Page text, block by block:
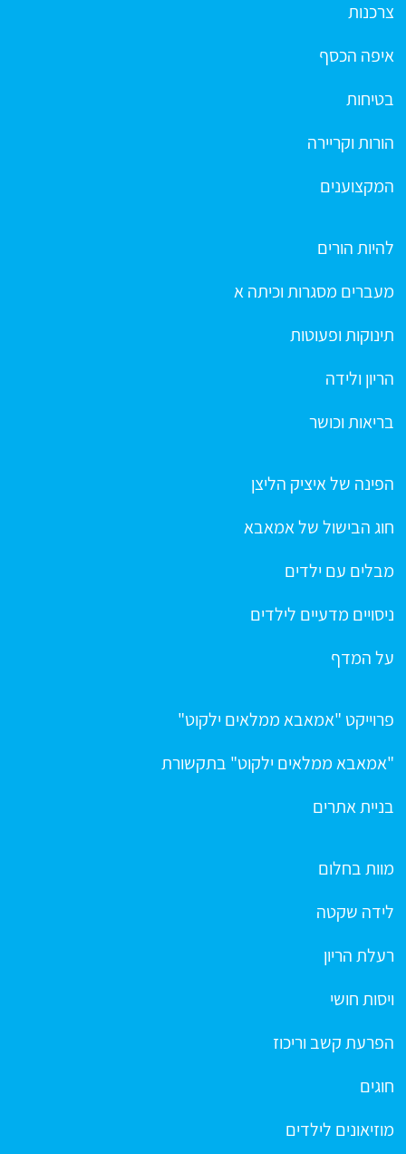
צרכנות
איפה הכסף
בטיחות
הורות וקריירה
המקצוענים
להיות הורים
מעברים מסגרות וכיתה א
תינוקות ופעוטות
הריון ולידה
בריאות וכושר
הפינה של איציק הליצן
חוג הבישול של אמאבא
מבלים עם ילדים
ניסויים מדעיים לילדים
על המדף
פרוייקט "אמאבא ממלאים ילקוט"
"אמאבא ממלאים ילקוט" בתקשורת
בניית אתרים
מוות בחלום
לידה שקטה
רעלת הריון
ויסות חושי
הפרעת קשב וריכוז
חוגים
מוזיאונים לילדים